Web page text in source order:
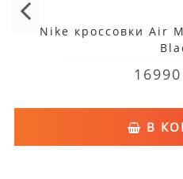
Nike кроссовки Air
В